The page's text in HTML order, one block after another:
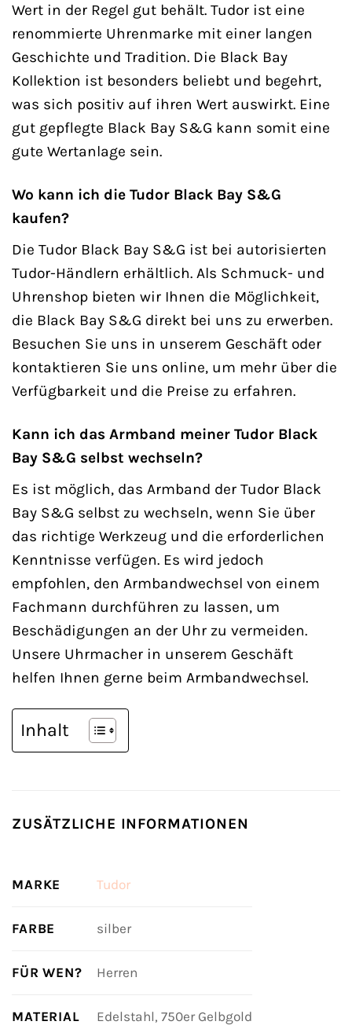
Wert in der Regel gut behält. Tudor ist eine
renommierte Uhrenmarke mit einer langen
Geschichte und Tradition. Die Black Bay
Kollektion ist besonders beliebt und begehrt,
was sich positiv auf ihren Wert auswirkt. Eine
gut gepflegte Black Bay S&G kann somit eine
gute Wertanlage sein.
Wo kann ich die Tudor Black Bay S&G
kaufen?
Die Tudor Black Bay S&G ist bei autorisierten
Tudor-Händlern erhältlich. Als Schmuck- und
Uhrenshop bieten wir Ihnen die Möglichkeit,
die Black Bay S&G direkt bei uns zu erwerben.
Besuchen Sie uns in unserem Geschäft oder
kontaktieren Sie uns online, um mehr über die
Verfügbarkeit und die Preise zu erfahren.
Kann ich das Armband meiner Tudor Black
Bay S&G selbst wechseln?
Es ist möglich, das Armband der Tudor Black
Bay S&G selbst zu wechseln, wenn Sie über
das richtige Werkzeug und die erforderlichen
Kenntnisse verfügen. Es wird jedoch
empfohlen, den Armbandwechsel von einem
Fachmann durchführen zu lassen, um
Beschädigungen an der Uhr zu vermeiden.
Unsere Uhrmacher in unserem Geschäft
helfen Ihnen gerne beim Armbandwechsel.
Inhalt
ZUSÄTZLICHE INFORMATIONEN
MARKE Tudor
FARBE silber
FÜR WEN? Herren
MATERIAL Edelstahl, 750er Gelbgold